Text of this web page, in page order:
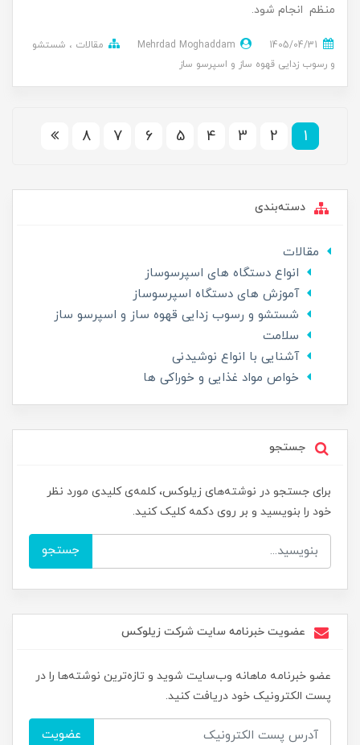
منظم انجام شود.
Mehrdad Moghaddam مقالات
شستشو
و رسوب زدایی قهوه ساز و اسپرسو ساز
1
2
3
4
5
6
7
8
دسته‌بندی
مقالات
انواع دستگاه های اسپرسوساز
آموزش های دستگاه اسپرسوساز
شستشو و رسوب زدایی قهوه ساز و اسپرسو ساز
سلامت
آشنایی با انواع نوشیدنی
خواص مواد غذایی و خوراکی ها
جستجو
برای جستجو در نوشته‌های زیلوکس، کلمه‌ی کلیدی مورد نظر
خود را بنویسید و بر روی دکمه کلیک کنید.
جستجو
عضویت خبرنامه سایت شرکت زیلوکس
عضو خبرنامه ماهانه وب‌سایت شوید و تازه‌ترین نوشته‌ها را در
پست الکترونیک خود دریافت کنید.
عضویت